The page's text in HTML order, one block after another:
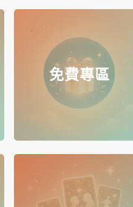
免費專區